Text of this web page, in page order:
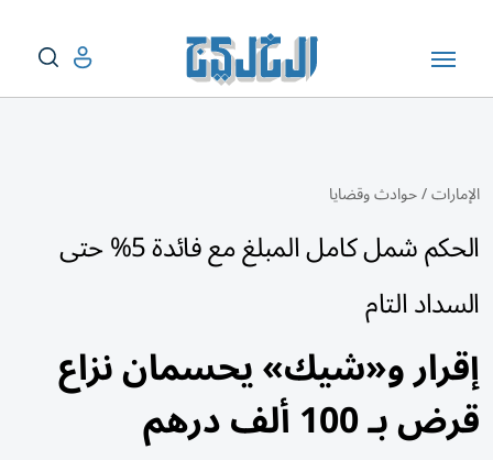
الإمارات/حوادث وقضايا
الحكم شمل كامل المبلغ مع فائدة 5% حتى
السداد التام
إقرار و«شيك» يحسمان نزاع
قرض بـ 100 ألف درهم